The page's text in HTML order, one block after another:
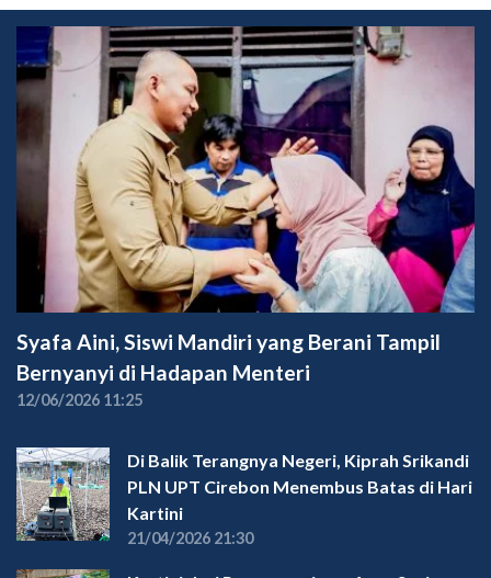
Syafa Aini, Siswi Mandiri yang Berani Tampil
Bernyanyi di Hadapan Menteri
12/06/2026 11:25
Di Balik Terangnya Negeri, Kiprah Srikandi
PLN UPT Cirebon Menembus Batas di Hari
Kartini
21/04/2026 21:30